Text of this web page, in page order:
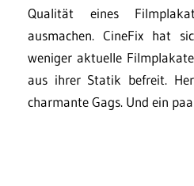
Qualität eines
ausmachen. CineFix hat
weniger aktuelle
aus ihrer Statik befreit.
charmante Gags. Und ein